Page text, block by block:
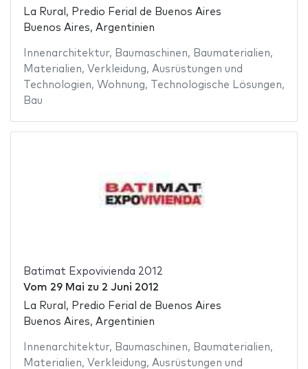
La Rural, Predio Ferial de Buenos Aires
Buenos Aires, Argentinien
Innenarchitektur, Baumaschinen, Baumaterialien,
Materialien, Verkleidung, Ausrüstungen und
Technologien, Wohnung, Technologische Lösungen,
Bau
Batimat Expovivienda 2012
Vom 29 Mai zu 2 Juni 2012
La Rural, Predio Ferial de Buenos Aires
Buenos Aires, Argentinien
Innenarchitektur, Baumaschinen, Baumaterialien,
Materialien, Verkleidung, Ausrüstungen und